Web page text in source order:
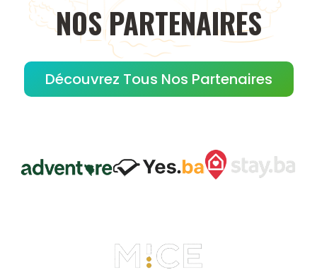
NOS PARTENAIRES
Découvrez Tous Nos Partenaires